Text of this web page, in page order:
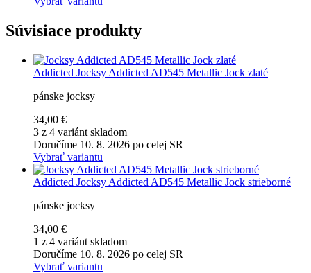
Súvisiace produkty
Addicted Jocksy Addicted AD545 Metallic Jock zlaté
pánske jocksy
34,00 €
3 z 4 variánt skladom
Doručíme 10. 8. 2026 po celej SR
Vybrať variantu
Addicted Jocksy Addicted AD545 Metallic Jock strieborné
pánske jocksy
34,00 €
1 z 4 variánt skladom
Doručíme 10. 8. 2026 po celej SR
Vybrať variantu